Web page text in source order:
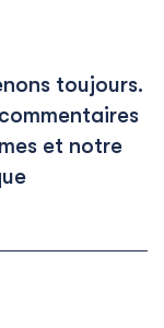
toujours.
et notre